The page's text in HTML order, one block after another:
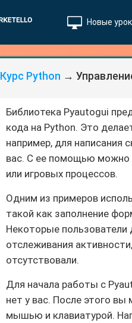
Новые
Курс Python →
Библиотека Pyautogui
кода на Python. Это
например, для написания
вас. С ее помощью можно
или игровых процессов.
Одним из примеров
такой как заполнение
Некоторые пользователи
отслеживания
отсутствовали.
Для начала работы с
нет у вас. После этого
мышью и клавиатурой.